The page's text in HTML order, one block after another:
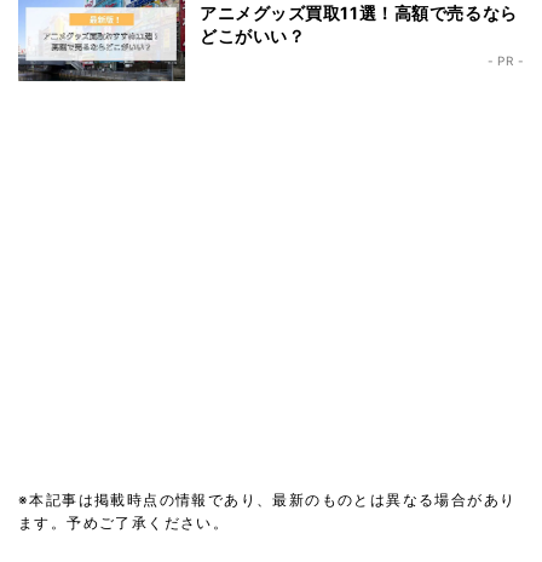
アニメグッズ買取11選！高額で売るなら
どこがいい？
- PR -
※本記事は掲載時点の情報であり、最新のものとは異なる場合があり
ます。予めご了承ください。